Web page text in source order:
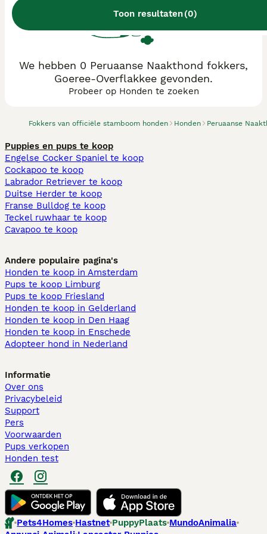
Toon resultaten(0)
Fokkers van officiële stamboom honden Honden Peruaanse
We hebben 0 Peruaanse Naakthond fokkers,
Goeree-Overflakkee gevonden.
Probeer op Honden te zoeken
Puppies en pups te koop
Engelse Cocker Spaniel te koop
Cockapoo te koop
Labrador Retriever te koop
Duitse Herder te koop
Franse Bulldog te koop
Teckel ruwhaar te koop
Cavapoo te koop
Andere populaire pagina's
Honden te koop in Amsterdam
Pups te koop Limburg​
Pups te koop Friesland​
Honden te koop in Gelderland
Honden te koop in Den Haag
Honden te koop in Enschede
Adopteer hond in Nederland
Informatie
Over ons
Privacybeleid
Support
Pers
Voorwaarden
Pups verkopen
Honden test
Pets4Homes Hastnet PuppyPlaats MundoAnimalia